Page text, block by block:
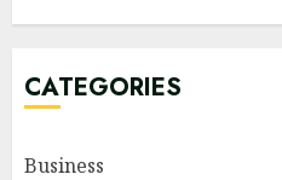
CATEGORIES
Business